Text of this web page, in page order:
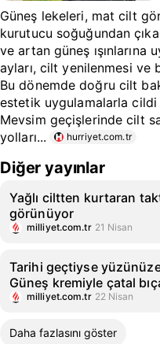
Güneş lekeleri, mat cilt
kurutucu soğuğundan
ve artan güneş ışınlarına
ayları, cilt yenilenmesi ve
Bu dönemde doğru cilt
estetik uygulamalarla cildi
Mevsim geçişlerinde cilt
yolları...
hurriyet.com.tr
Diğer yayınlar
Yağlı ciltten kurtaran
görünüyor
milliyet.com.tr 21 Nisan
Tarihi geçtiyse
Güneş kremiyle çatal
milliyet.com.tr 22 Nisan
Daha fazlasını göster